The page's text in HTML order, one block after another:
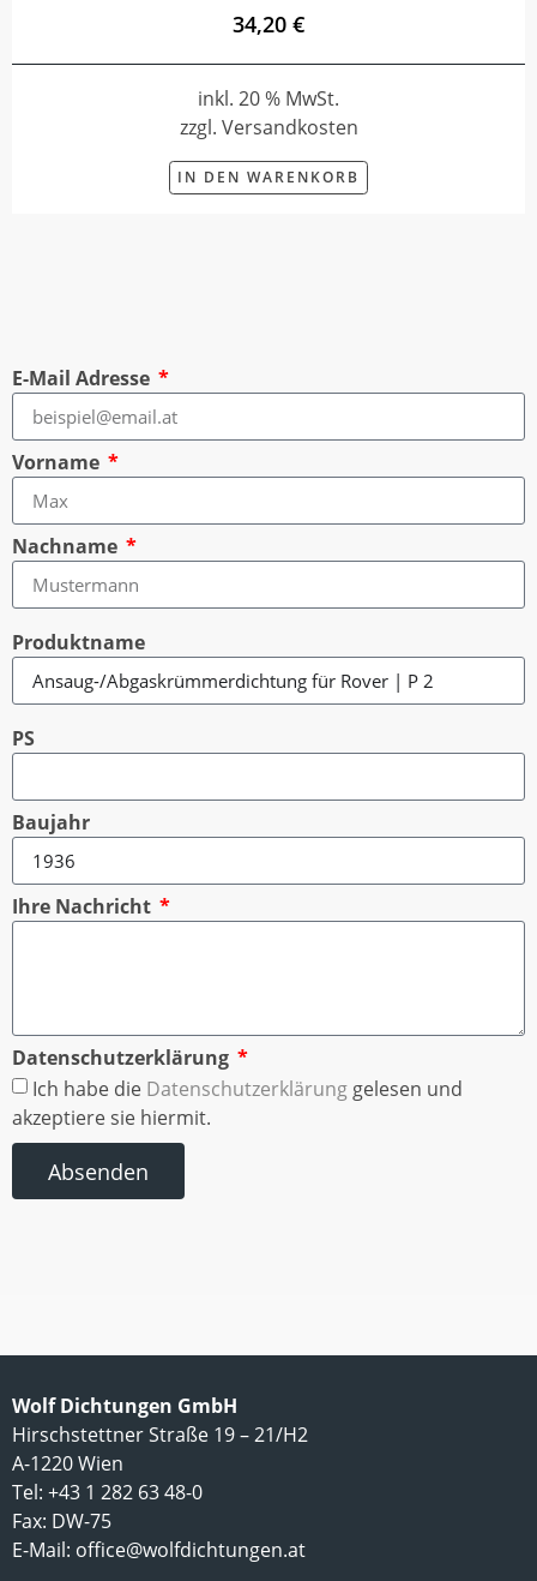
34,20 €
inkl. 20 % MwSt.
zzgl. Versandkosten
IN DEN WARENKORB
E-Mail Adresse
Vorname
Nachname
Produktname
PS
Baujahr
Ihre Nachricht
Datenschutzerklärung
Ich habe die Datenschutzerklärung gelesen und
akzeptiere sie hiermit.
Absenden
Wolf Dichtungen GmbH
Hirschstettner Straße 19 – 21/H2
A-1220 Wien
Tel: +43 1 282 63 48-0
Fax: DW-75
E-Mail: office@wolfdichtungen.at